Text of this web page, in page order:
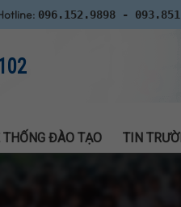
096.152.9898 -
THỐNG ĐÀO TẠO TIN